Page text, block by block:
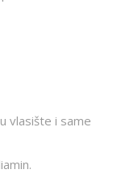
vlasište i same